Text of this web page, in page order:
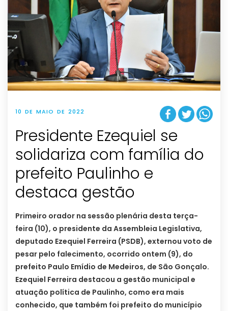
10 DE MAIO DE 2022
Presidente Ezequiel se
solidariza com família do
prefeito Paulinho e
destaca gestão
Primeiro orador na sessão plenária desta terça-
feira (10), o presidente da Assembleia Legislativa,
deputado Ezequiel Ferreira (PSDB), externou voto de
pesar pelo falecimento, ocorrido ontem (9), do
prefeito Paulo Emídio de Medeiros, de São Gonçalo.
Ezequiel Ferreira destacou a gestão municipal e
atuação política de Paulinho, como era mais
conhecido, que também foi prefeito do município